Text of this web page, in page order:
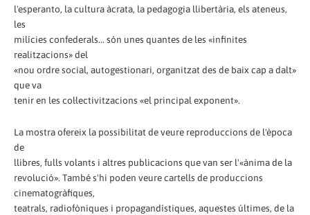
l'esperanto, la cultura àcrata, la pedagogia llibertària, els ateneus,
les
milícies confederals... són unes quantes de les «infinites
realitzacions» del
«nou ordre social, autogestionari, organitzat des de baix cap a dalt»
que va
tenir en les col·lectivitzacions «el principal exponent».
La mostra ofereix la possibilitat de veure reproduccions de l'època
de
llibres, fulls volants i altres publicacions que van ser l'«ànima de la
revolució». També s'hi poden veure cartells de produccions
cinematogràfiques,
teatrals, radiofòniques i propagandístiques, aquestes últimes, de la